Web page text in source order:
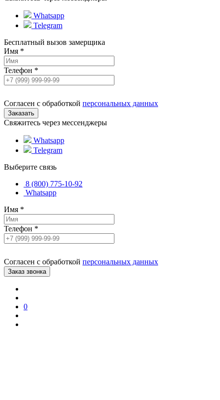
Whatsapp
Telegram
Бесплатный вызов замерщика
Имя *
Телефон *
Согласен с обработкой персональных данных
Свяжитесь через мессенджеры
Whatsapp
Telegram
Выберите связь
8 (800) 775-10-92
Whatsapp
Имя *
Телефон *
Согласен с обработкой персональных данных
0